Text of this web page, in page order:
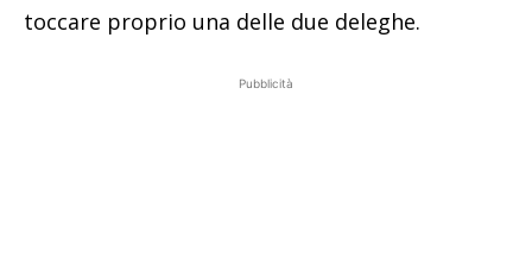
toccare proprio una delle due deleghe.
Pubblicità